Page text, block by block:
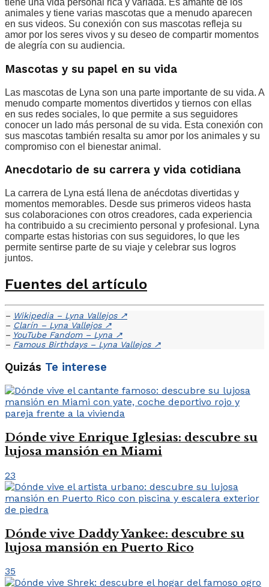
tiene una vida personal rica y variada. Es amante de los
animales y tiene varias mascotas que a menudo aparecen
en sus videos. Su conexión con sus mascotas refleja su
amor por los seres vivos y su deseo de compartir momentos
de alegría con su audiencia.
Mascotas y su papel en su vida
Las mascotas de Lyna son una parte importante de su vida. A
menudo comparte momentos divertidos y tiernos con ellas
en sus redes sociales, lo que permite a sus seguidores
conocer un lado más personal de su vida. Esta conexión con
sus mascotas también resalta su amor por los animales y su
compromiso con el bienestar animal.
Anecdotario de su carrera y vida cotidiana
La carrera de Lyna está llena de anécdotas divertidas y
momentos memorables. Desde sus primeros videos hasta
sus colaboraciones con otros creadores, cada experiencia
ha contribuido a su crecimiento personal y profesional. Lyna
comparte estas historias con sus seguidores, lo que les
permite sentirse parte de su viaje y celebrar sus logros
juntos.
Fuentes del artículo
– Wikipedia – Lyna Vallejos ↗
– Clarín – Lyna Vallejos ↗
– YouTube Fandom – Lyna ↗
– Famous Birthdays – Lyna Vallejos ↗
Quizás Te interese
Dónde vive Enrique Iglesias: descubre su
lujosa mansión en Miami
23
Dónde vive Daddy Yankee: descubre su
lujosa mansión en Puerto Rico
35